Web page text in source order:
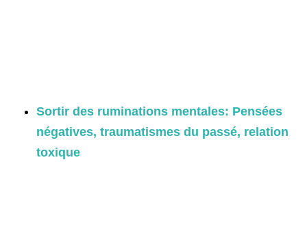
Sortir des ruminations mentales: Pensées
négatives, traumatismes du passé, relation
toxique